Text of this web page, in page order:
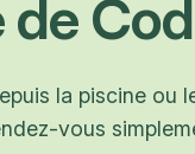
la piscine
vous